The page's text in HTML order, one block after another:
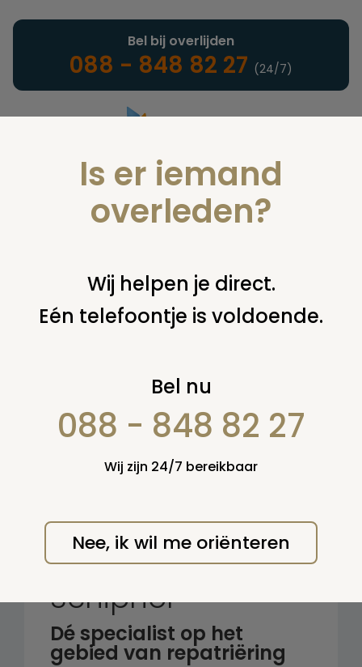
Landelijke uitvaartonderneming
Bel bij overlijden
088 - 848 82 27 (24/7)
Vind een onderneming of
instelling
Zoeken
Terug naar overzicht
Mortuarium
Schiphol
Dé specialist op het
gebied van repatriëring
Is er iemand
overleden?
Wij helpen je direct.
Eén telefoontje is voldoende.
Bel nu
088 - 848 82 27
Wij zijn 24/7 bereikbaar
Nee, ik wil me oriënteren